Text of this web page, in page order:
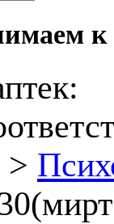
к
>